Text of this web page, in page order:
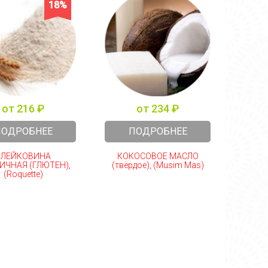
18%
от 216 ₽
(ГЛЮТЕН),
(Roquette)
от 234 ₽
ПОДРОБНЕЕ
КОКОСОВОЕ МАСЛО
(твёрдое), (Musim Mas)